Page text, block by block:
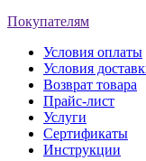
Покупателям
Условия оплаты
Условия
Возврат товара
Прайс-лист
Услуги
Сертификаты
Инструкции